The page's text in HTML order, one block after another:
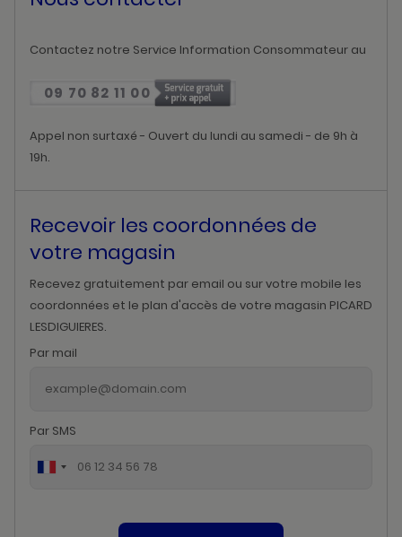
Contactez notre Service Information Consommateur au
09 70 82 11 00
Appel non surtaxé - Ouvert du lundi au samedi - de 9h à
19h.
Recevoir les coordonnées de
votre magasin
Recevez gratuitement par email ou sur votre mobile les
coordonnées et le plan d'accès de votre magasin PICARD
LESDIGUIERES.
Par mail
Par SMS